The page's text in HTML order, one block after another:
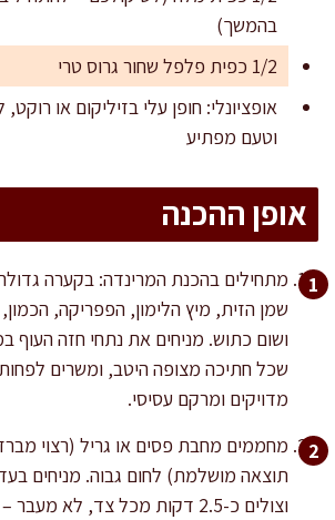
בהמשך)
1/2 כפית פלפל שחור גרוס טרי
אופציונלי: חופן עלי בזיליקום או
וטעם מפתיע
אופן ההכנה
מתחילים בהכנת המרינדה: בקערה
שמן הזית, מיץ הלימון, הפפריקה,
ושום כתוש. מניחים את נתחי חזה העוף
מדויקים ומרקם עסיסי.
מחממים מחבת פסים או גריל (רצוי
תוצאה מושלמת) לחום גבוה. מניחים
וצולים כ-2.5 דקות מכל צד, לא